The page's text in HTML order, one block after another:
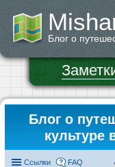
Блог о
Блог о
культуре
Ссылки FAQ